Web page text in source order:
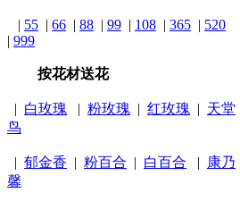
| 55 | 66 | 88 | 99 | 108 | 365 | 520
| 999
按花材送花
| 白玫瑰 | 粉玫瑰 | 红玫瑰 | 天堂
鸟
| 郁金香 | 粉百合 | 白百合 |
康乃
馨